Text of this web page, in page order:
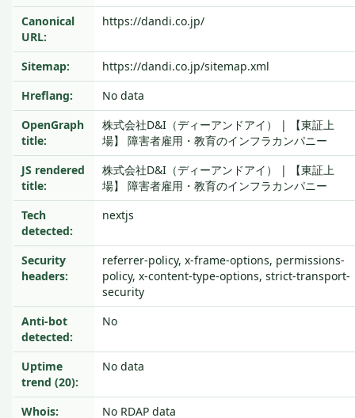
Canonical
URL:
https://dandi.co.jp/
Sitemap:
https://dandi.co.jp/sitemap.xml
Hreflang:
No data
OpenGraph
title:
株式会社D&I（ディーアンドアイ） | 【東証上
場】 障害者雇用・教育のインフラカンパニー
JS rendered
title:
株式会社D&I（ディーアンドアイ） | 【東証上
場】 障害者雇用・教育のインフラカンパニー
Tech
detected:
nextjs
Security
headers:
referrer-policy, x-frame-options, permissions-
policy, x-content-type-options, strict-transport-
security
Anti-bot
detected:
No
Uptime
trend (20):
No data
Whois: No RDAP data